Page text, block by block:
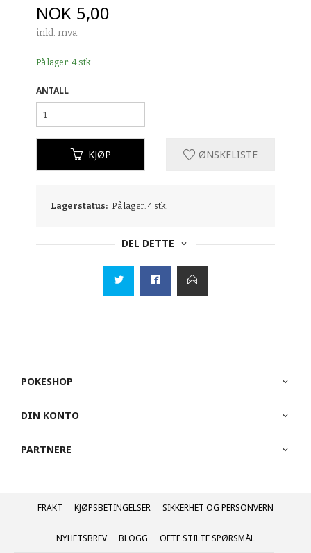
Pris
NOK 5,00
inkl. mva.
På lager: 4 stk.
ANTALL
KJØP ØNSKELISTE
Lagerstatus: På lager: 4 stk.
DEL DETTE
POKESHOP
DIN KONTO
PARTNERE
FRAKT KJØPSBETINGELSER SIKKERHET OG PERSONVERN
NYHETSBREV BLOGG OFTE STILTE SPØRSMÅL